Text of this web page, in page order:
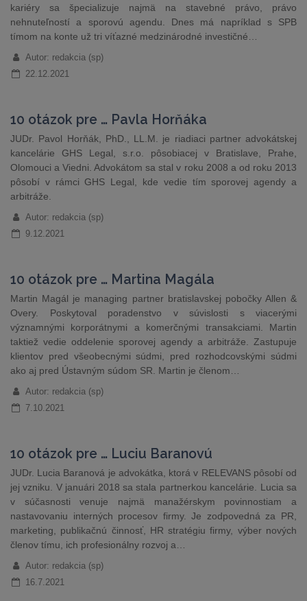
kariéry sa špecializuje najmä na stavebné právo, právo
nehnuteľností a sporovú agendu. Dnes má napríklad s SPB
tímom na konte už tri víťazné medzinárodné investičné…
Autor: redakcia (sp)
22.12.2021
10 otázok pre … Pavla Horňáka
JUDr. Pavol Horňák, PhD., LL.M. je riadiaci partner advokátskej
kancelárie GHS Legal, s.r.o. pôsobiacej v Bratislave, Prahe,
Olomouci a Viedni. Advokátom sa stal v roku 2008 a od roku 2013
pôsobí v rámci GHS Legal, kde vedie tím sporovej agendy a
arbitráže.
Autor: redakcia (sp)
9.12.2021
10 otázok pre … Martina Magála
Martin Magál je managing partner bratislavskej pobočky Allen &
Overy. Poskytoval poradenstvo v súvislosti s viacerými
významnými korporátnymi a komerčnými transakciami. Martin
taktiež vedie oddelenie sporovej agendy a arbitráže. Zastupuje
klientov pred všeobecnými súdmi, pred rozhodcovskými súdmi
ako aj pred Ústavným súdom SR. Martin je členom…
Autor: redakcia (sp)
7.10.2021
10 otázok pre … Luciu Baranovú
JUDr. Lucia Baranová je advokátka, ktorá v RELEVANS pôsobí od
jej vzniku. V januári 2018 sa stala partnerkou kancelárie. Lucia sa
v súčasnosti venuje najmä manažérskym povinnostiam a
nastavovaniu interných procesov firmy. Je zodpovedná za PR,
marketing, publikačnú činnosť, HR stratégiu firmy, výber nových
členov tímu, ich profesionálny rozvoj a…
Autor: redakcia (sp)
16.7.2021